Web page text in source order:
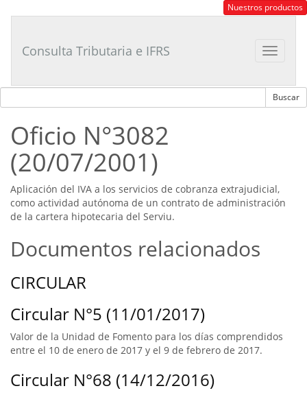
Tributario
Nuestros productos
Toggle
Consulta Tributaria e IFRS
Oficio N°3082
(20/07/2001)
Aplicación del IVA a los servicios de cobranza extrajudicial,
como actividad autónoma de un contrato de administración
de la cartera hipotecaria del Serviu.
Documentos relacionados
CIRCULAR
Circular N°5 (11/01/2017)
Valor de la Unidad de Fomento para los días comprendidos
entre el 10 de enero de 2017 y el 9 de febrero de 2017.
Circular N°68 (14/12/2016)